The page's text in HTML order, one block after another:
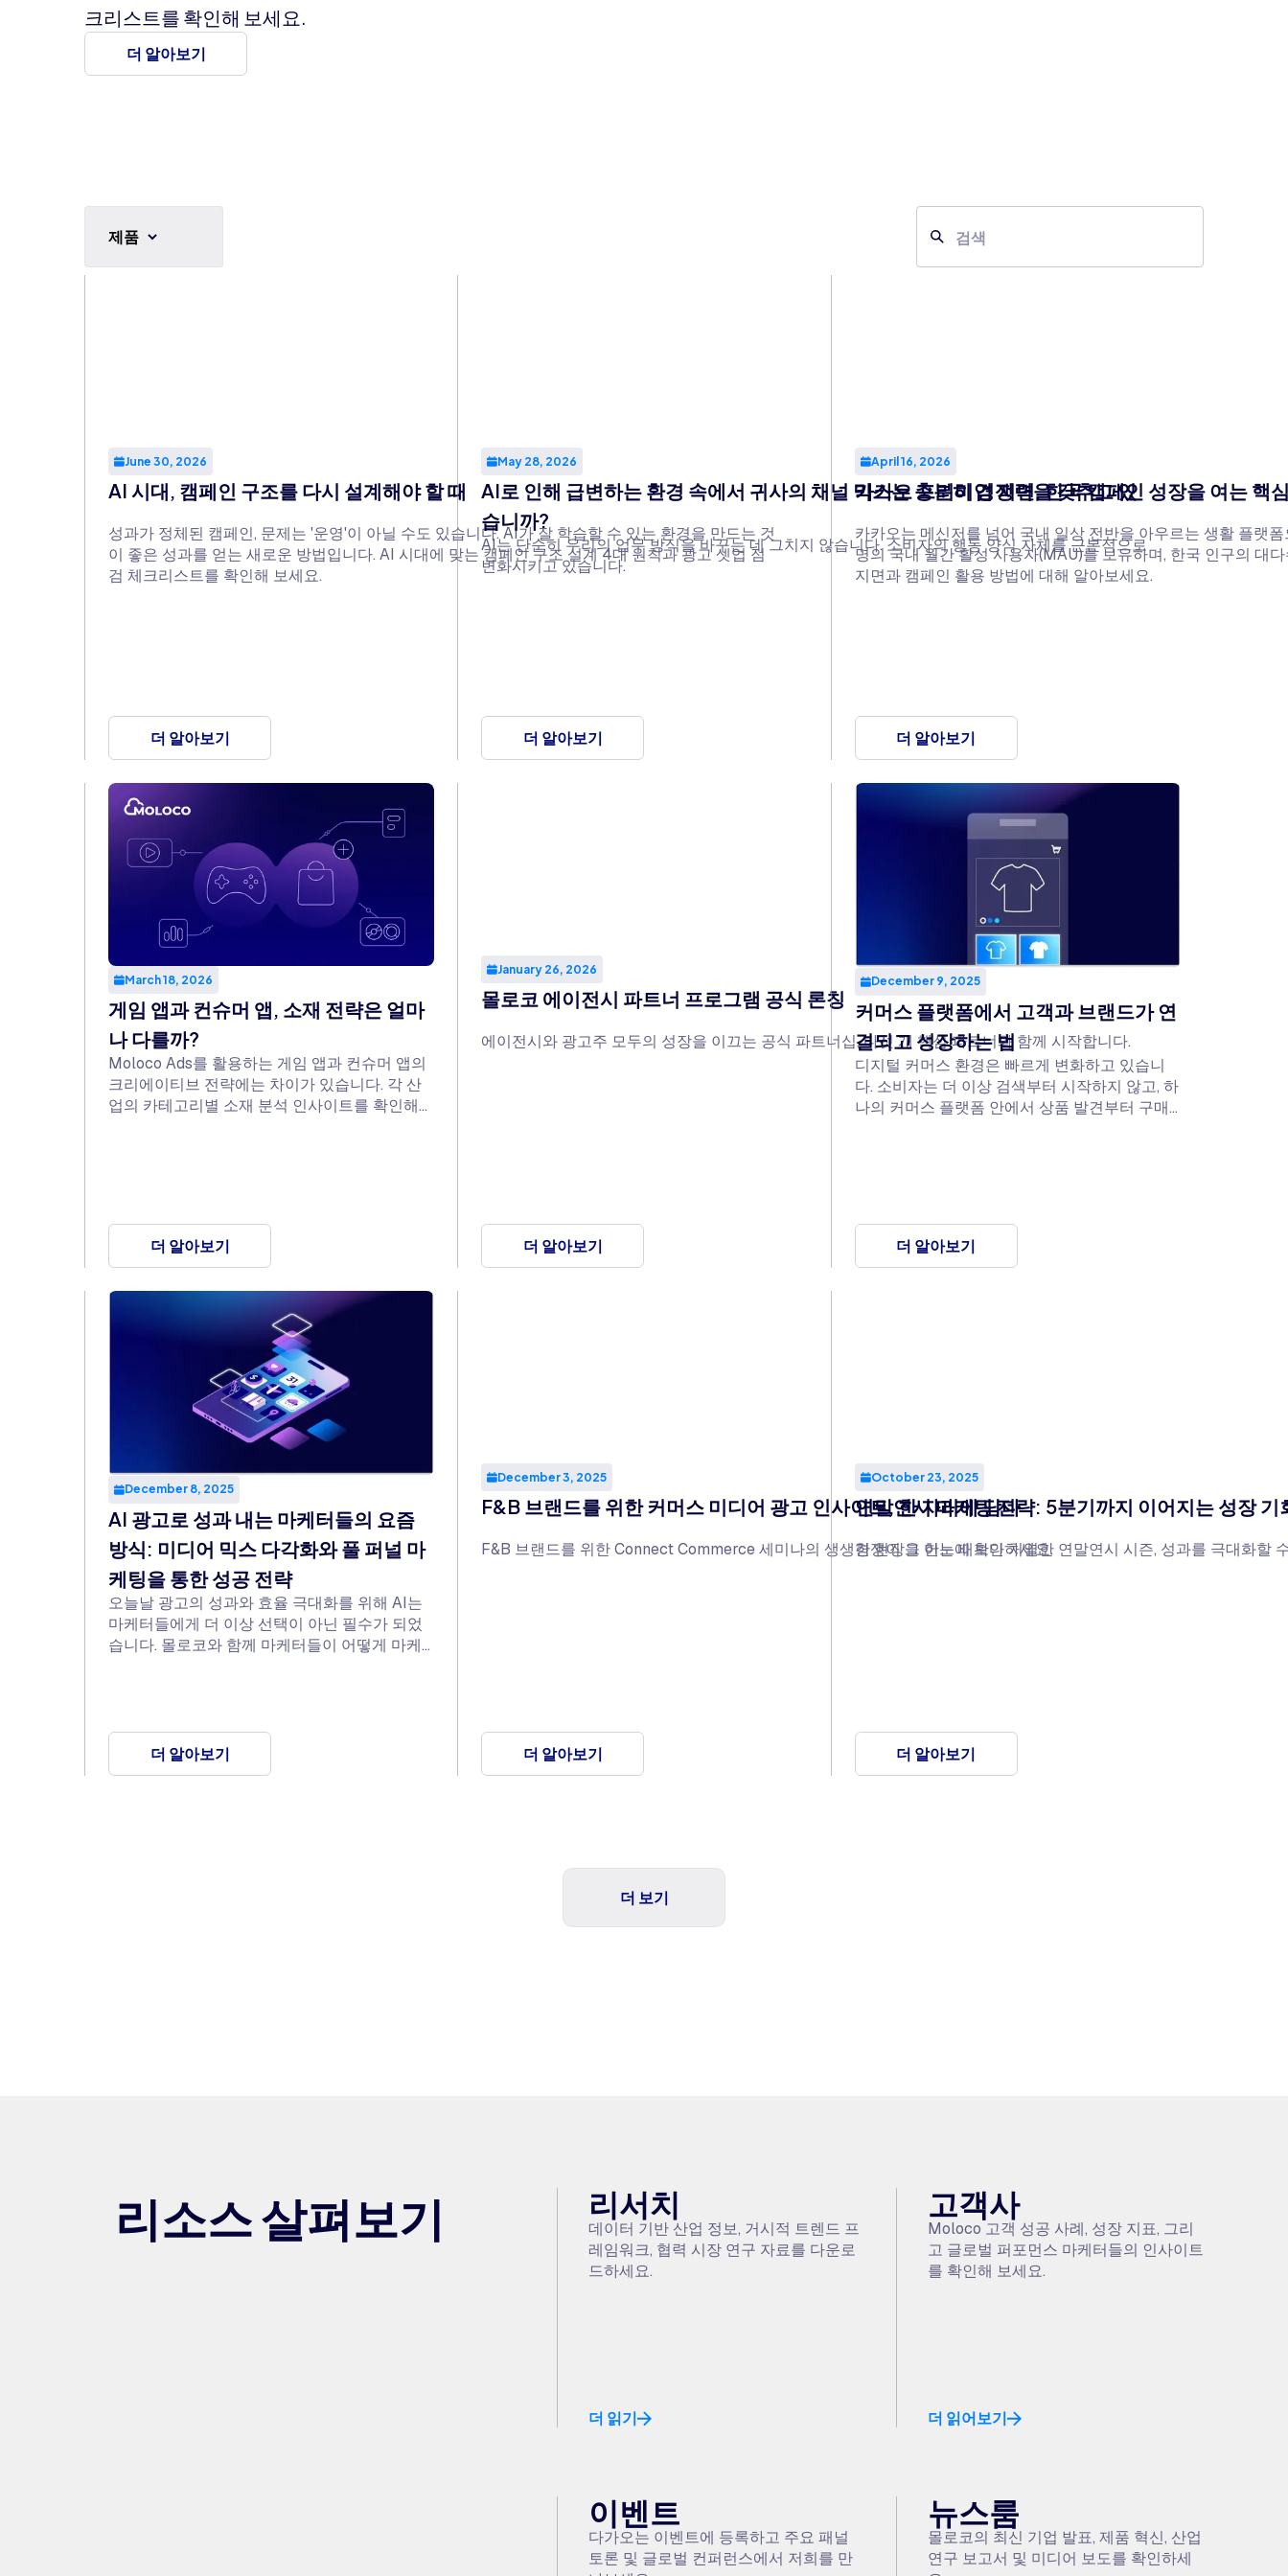
크리스트를 확인해 보세요.
더 알아보기
제품
June 30, 2026
AI 시대, 캠페인 구조를 다시 설계해야 할 때
성과가 정체된 캠페인, 문제는 '운영'이 아닐 수도 있습니다. AI가 잘 학습할 수 있는 환경을 만드는 것
이 좋은 성과를 얻는 새로운 방법입니다. AI 시대에 맞는 캠페인 구조 설계 4대 원칙과 광고 셋업 점
검 체크리스트를 확인해 보세요.
더 알아보기
May 28, 2026
AI로 인해 급변하는 환경 속에서 귀사의 채널 믹스는 충분히 경쟁력을 갖추고 있
습니까?
AI는 단순히 우리의 업무 방식을 바꾸는 데 그치지 않습니다. 소비자의 행동 양식 자체를 근본적으로
변화시키고 있습니다.
더 알아보기
April 16, 2026
카카오 프리미엄 지면, 한국 캠페인 성장을 여는 핵
카카오는 메신저를 넘어 국내 일상 전반을 아우르는 생활 플랫
명의 국내 월간 활성 사용자(MAU)를 보유하며, 한국 인구의 대
지면과 캠페인 활용 방법에 대해 알아보세요.
더 알아보기
March 18, 2026
게임 앱과 컨슈머 앱, 소재 전략은 얼마
나 다를까?
Moloco Ads를 활용하는 게임 앱과 컨슈머 앱의
크리에이티브 전략에는 차이가 있습니다. 각 산
업의 카테고리별 소재 분석 인사이트를 확인해
더 알아보기
January 26, 2026
몰로코 에이전시 파트너 프로그램 공식 론칭
에이전시와 광고주 모두의 성장을 이끄는 공식 파트너십, 다섯 개 핵심 파트너와 함께 시작합니다.
더 알아보기
December 9, 2025
커머스 플랫폼에서 고객과 브랜드가 연
결되고 성장하는 법
디지털 커머스 환경은 빠르게 변화하고 있습니
다. 소비자는 더 이상 검색부터 시작하지 않고, 하
나의 커머스 플랫폼 안에서 상품 발견부터 구매
더 알아보기
December 8, 2025
AI 광고로 성과 내는 마케터들의 요즘
방식: 미디어 믹스 다각화와 풀 퍼널 마
케팅을 통한 성공 전략
오늘날 광고의 성과와 효율 극대화를 위해 AI는
마케터들에게 더 이상 선택이 아닌 필수가 되었
습니다. 몰로코와 함께 마케터들이 어떻게 마케
더 알아보기
December 3, 2025
F&B 브랜드를 위한 커머스 미디어 광고 인사이트, 한 자리에 담다
F&B 브랜드를 위한 Connect Commerce 세미나의 생생한 현장을 한눈에 확인하세요.
더 알아보기
October 23, 2025
연말연시 마케팅 전략: 5분기까지 이어지는 성장 기
경쟁이 그 어느 때보다 치열한 연말연시 시즌, 성과를 극대화할
더 알아보기
더 보기
리소스 살펴보기 리서치
데이터 기반 산업 정보, 거시적 트렌드 프
레임워크, 협력 시장 연구 자료를 다운로
드하세요.
더 읽기
고객사
Moloco 고객 성공 사례, 성장 지표, 그리
고 글로벌 퍼포먼스 마케터들의 인사이트
를 확인해 보세요.
더 읽어보기
이벤트
다가오는 이벤트에 등록하고 주요 패널
토론 및 글로벌 컨퍼런스에서 저희를 만
뉴스룸
몰로코의 최신 기업 발표, 제품 혁신, 산업
연구 보고서 및 미디어 보도를 확인하세